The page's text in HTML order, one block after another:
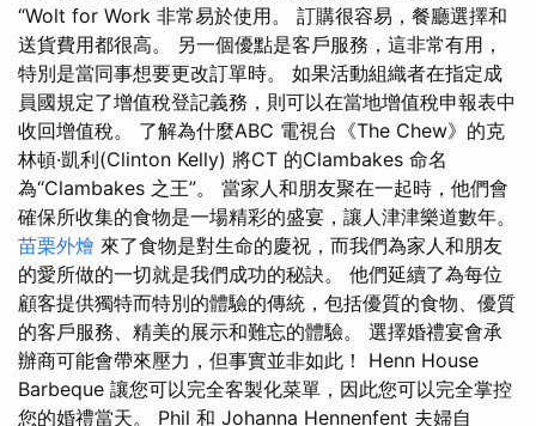
“Wolt for Work 非常易於使用。 訂購很容易，餐廳選擇和
送貨費用都很高。 另一個優點是客戶服務，這非常有用，
特別是當同事想要更改訂單時。 如果活動組織者在指定成
員國規定了增值稅登記義務，則可以在當地增值稅申報表中
收回增值稅。 了解為什麼ABC 電視台《The Chew》的克
林頓·凱利(Clinton Kelly) 將CT 的Clambakes 命名
為“Clambakes 之王”。 當家人和朋友聚在一起時，他們會
確保所收集的食物是一場精彩的盛宴，讓人津津樂道數年。
苗栗外燴 來了食物是對生命的慶祝，而我們為家人和朋友
的愛所做的一切就是我們成功的秘訣。 他們延續了為每位
顧客提供獨特而特別的體驗的傳統，包括優質的食物、優質
的客戶服務、精美的展示和難忘的體驗。 選擇婚禮宴會承
辦商可能會帶來壓力，但事實並非如此！ Henn House
Barbeque 讓您可以完全客製化菜單，因此您可以完全掌控
您的婚禮當天。 Phil 和 Johanna Hennenfent 夫婦自